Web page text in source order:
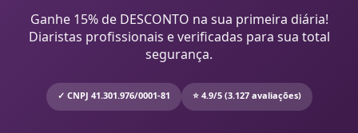
Ganhe 15% de DESCONTO na sua primeira diária!
Diaristas profissionais e verificadas para sua total
segurança.
✓ CNPJ 41.301.976/0001-81 ⭐ 4.9/5 (3.127 avaliações)